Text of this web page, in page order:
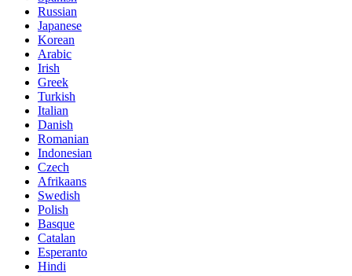
Russian
Japanese
Korean
Arabic
Irish
Greek
Turkish
Italian
Danish
Romanian
Indonesian
Czech
Afrikaans
Swedish
Polish
Basque
Catalan
Esperanto
Hindi